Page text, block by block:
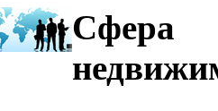
Сфера